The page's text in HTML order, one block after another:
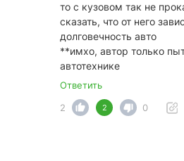
то с кузовом так не
сказать, что от него
долговечность авто
**имхо, автор только
автотехнике
Ответить
2
2 0